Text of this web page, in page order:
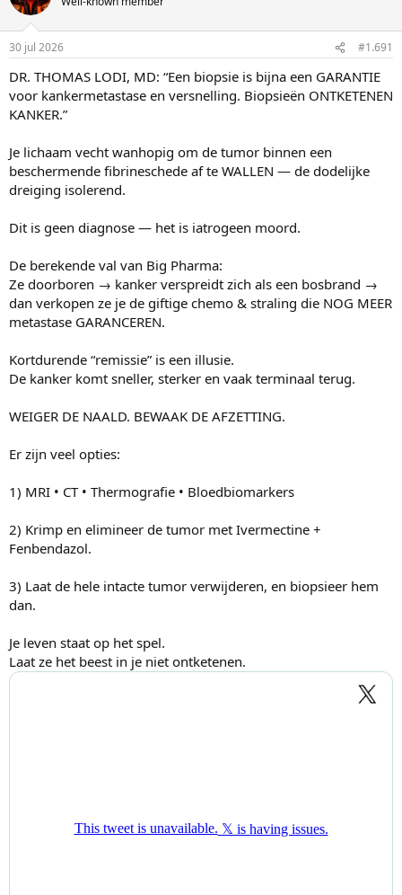
e
i
n
e
n
:
30 jul 2026 #1.691
DR. THOMAS LODI, MD: “Een biopsie is bijna een GARANTIE
voor kankermetastase en versnelling. Biopsieën ONTKETENEN
KANKER.”
Je lichaam vecht wanhopig om de tumor binnen een
beschermende fibrineschede af te WALLEN — de dodelijke
dreiging isolerend.
Dit is geen diagnose — het is iatrogeen moord.
De berekende val van Big Pharma:
Ze doorboren → kanker verspreidt zich als een bosbrand →
dan verkopen ze je de giftige chemo & straling die NOG MEER
metastase GARANCEREN.
Kortdurende “remissie” is een illusie.
De kanker komt sneller, sterker en vaak terminaal terug.
WEIGER DE NAALD. BEWAAK DE AFZETTING.
Er zijn veel opties:
1) MRI • CT • Thermografie • Bloedbiomarkers
2) Krimp en elimineer de tumor met Ivermectine +
Fenbendazol.
3) Laat de hele intacte tumor verwijderen, en biopsieer hem
dan.
Je leven staat op het spel.
Laat ze het beest in je niet ontketenen.